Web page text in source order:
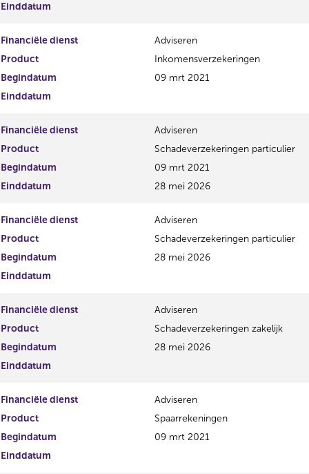
Einddatum
Financiële dienst
Adviseren
Product
Inkomensverzekeringen
Begindatum
09 mrt 2021
Einddatum
Financiële dienst
Adviseren
Product
Schadeverzekeringen particulier
Begindatum
09 mrt 2021
Einddatum
28 mei 2026
Financiële dienst
Adviseren
Product
Schadeverzekeringen particulier
Begindatum
28 mei 2026
Einddatum
Financiële dienst
Adviseren
Product
Schadeverzekeringen zakelijk
Begindatum
28 mei 2026
Einddatum
Financiële dienst
Adviseren
Product
Spaarrekeningen
Begindatum
09 mrt 2021
Einddatum